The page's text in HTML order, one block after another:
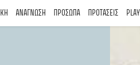
ΑΝΑΓΝΩΣΗ ΠΡΟΣΩΠΑ ΠΡΟΤΑΣΕΙΣ PLAY